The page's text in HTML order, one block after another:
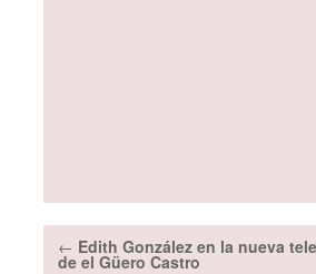
← Edith González en la nueva
de el Güero Castro